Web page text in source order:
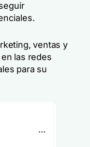
ventas y
las redes
para su